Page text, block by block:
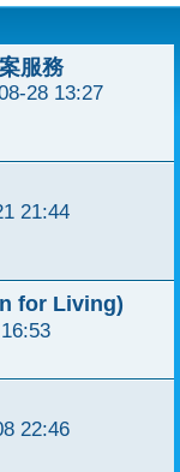
服務
28 13:27
21:44
for Living)
22:46